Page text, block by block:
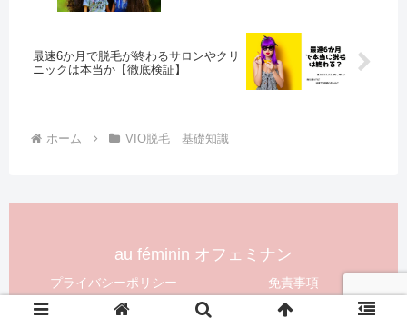
最速6か月で脱毛が終わるサロンやクリ
ニックは本当か【徹底検証】
ホーム VIO脱毛 基礎知識
au féminin オフェミナン
プライバシーポリシー 免責事項
© 2021 au féminin オフェミナン.